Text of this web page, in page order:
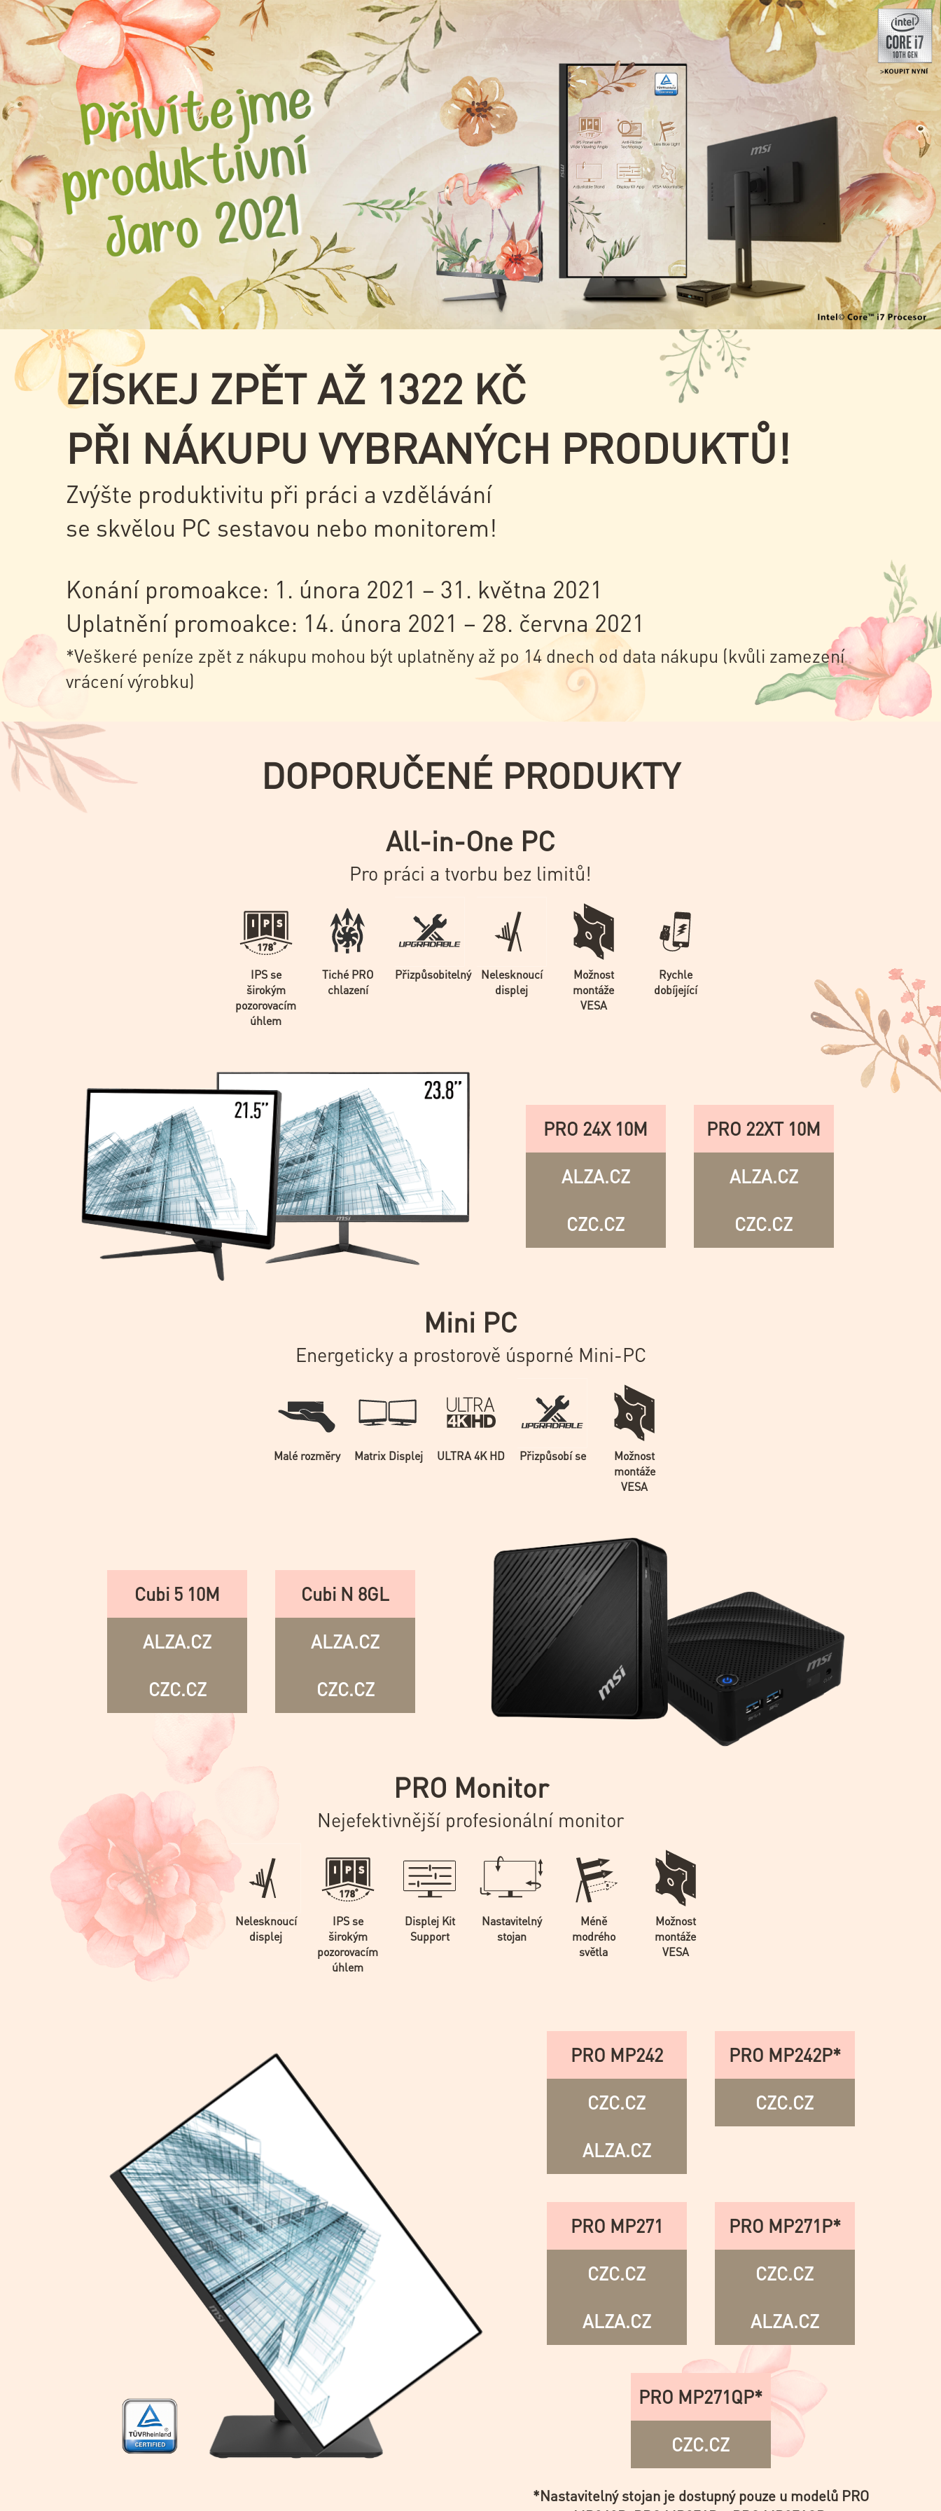
ZÍSKEJ ZPĚT AŽ 1322 KČ
PŘI NÁKUPU VYBRANÝCH PRODUKTŮ!
Zvýšte produktivitu při práci a vzdělávání
se skvělou PC sestavou nebo monitorem!
Konání promoakce: 1. února 2021 – 31. května 2021
Uplatnění promoakce: 14. února 2021 – 28. června 2021
*Veškeré peníze zpět z nákupu mohou být uplatněny až po 14 dnech od data nákupu (kvůli zamezení
vrácení výrobku)
DOPORUČENÉ PRODUKTY
All-in-One PC
Pro práci a tvorbu bez limitů!
IPS se
širokým
pozorovacím
úhlem
Tiché PRO
chlazení
Přizpůsobitelný
Nelesknoucí
displej
Možnost
montáže
VESA
Rychle
dobíjející
PRO 24X 10M
ALZA.CZ
CZC.CZ
PRO 22XT 10M
ALZA.CZ
CZC.CZ
Mini PC
Energeticky a prostorově úsporné Mini-PC
Malé rozměry Matrix Displej ULTRA 4K HD Přizpůsobí se
Možnost
montáže
VESA
Cubi 5 10M
ALZA.CZ
CZC.CZ
Cubi N 8GL
ALZA.CZ
CZC.CZ
PRO Monitor
Nejefektivnější profesionální monitor
Nelesknoucí
displej
IPS se
širokým
pozorovacím
úhlem
Displej Kit
Support
Nastavitelný
stojan
Méně
modrého
světla
Možnost
montáže
VESA
PRO MP242
CZC.CZ
ALZA.CZ
PRO MP242P*
CZC.CZ
PRO MP271
CZC.CZ
ALZA.CZ
PRO MP271P*
CZC.CZ
ALZA.CZ
PRO MP271QP*
CZC.CZ
*Nastavitelný stojan je dostupný pouze u modelů PRO